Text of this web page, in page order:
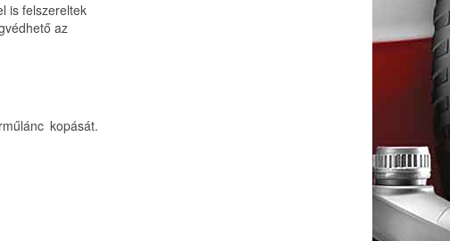
is felszereltek
az
kopását.